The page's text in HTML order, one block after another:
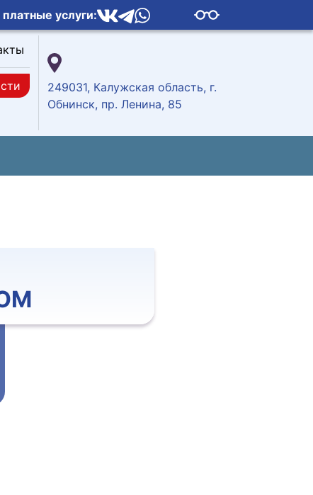
платные услуги:
249031, Калужская область, г.
Обнинск, пр. Ленина, 85